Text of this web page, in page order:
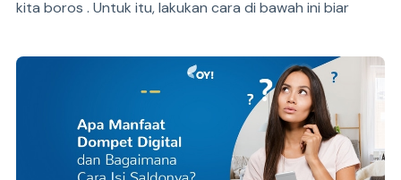
kita boros . Untuk itu, lakukan cara di bawah ini biar